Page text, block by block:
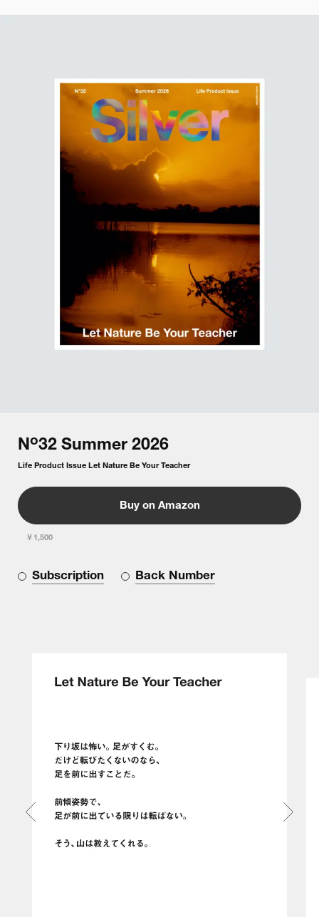
No32 Summer 2026
Life Product Issue Let Nature Be Your Teacher
Buy on Amazon
￥1,500
Subscription Back Number